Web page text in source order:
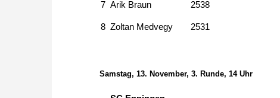
7 Arik Braun 2538
8 Zoltan Medvegy 2531
Samstag, 13. November, 3. Runde, 14 Uhr